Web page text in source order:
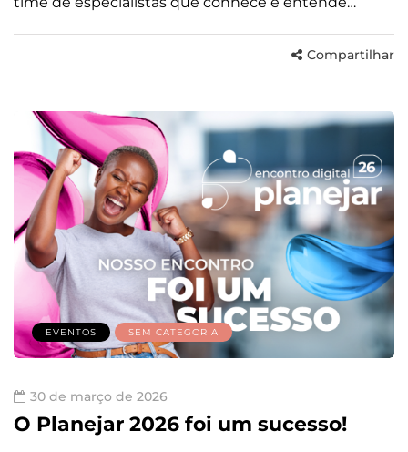
Compartilhar
EVENTOS SEM CATEGORIA
30 de março de 2026
O Planejar 2026 foi um sucesso!